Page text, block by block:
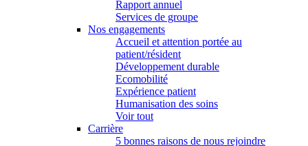
Rapport annuel
Services de groupe
Nos engagements
Accueil et attention portée au
patient/résident
Développement durable
Ecomobilité
Expérience patient
Humanisation des soins
Voir tout
Carrière
5 bonnes raisons de nous rejoindre